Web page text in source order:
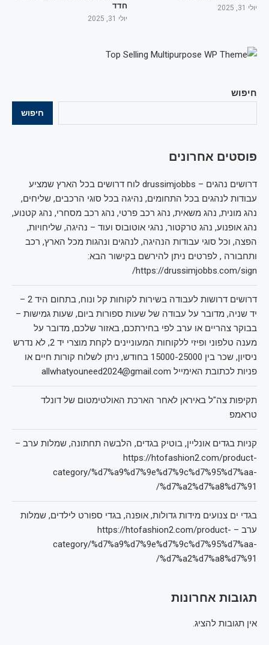
חיפוש
חיפוש
פוסטים אחרונים
דרושים נהגים – drussimjobbs לוח דרושים בכל הארץ שמציע
עבודות לנהגים בכל התחומים, נהיגה בכל סוגי הרכבים, שליחים,
נהג מונית, נהג משאית, נהג רכב פרטי, נהג רכב מסחרי, נהג קטנוע,
נהג אופנוע, נהג טרקטור, נהגי אוטובוס ועוד – נהיגה, שליחויות,
הפצה, וכל סוגי עבודות הנהיגה, לנהגים ונהגות מכל הארץ, רכב
ותחבורה , לפרטים ניתן להירשם בקישור הבא:
https://drussimjobbs.com/sign/
דרושים דרושות לעבודה בשירות לקוחות קל ונוח, בתחום היד 2 –
יד שניה, מדובר על עבודה של שעות ספורות ביום, שעות גמישות –
בבוקר צהריים או ערב לפי בחירתכם, באזור שלכם, מדובר על
מענה טלפוני ופיזי ללקוחות המעוניינים לקחת מוצרי יד 2, לא נדרש
ניסיון, שכר בין 15000-25000 בחודש, ניתן לשלוח קורות חיים או
פניות לכתובת האימייל allwhatyouneed2024@gmail.com
תקיפות צה"ל באיראן לאחר הארכת האולטימטום של דונלד
טראמפ
קניות בגדים אונליין, בוטיק בגדים, הלבשה תחתונה, שמלות ערב –
https://htofashion2.com/product-
category/%d7%a9%d7%9e%d7%9c%d7%95%d7%aa-
%d7%a2%d7%a8%d7%91/
בגדי ים צנועים מידות גדולות, אופנה, בגדי ספורט לילדים, שמלות
ערב – https://htofashion2.com/product-
category/%d7%a9%d7%9e%d7%9c%d7%95%d7%aa-
%d7%a2%d7%a8%d7%91/
תגובות אחרונות
אין תגובות להציג.
יולי 31, 2025
חדד
יולי 31, 2025